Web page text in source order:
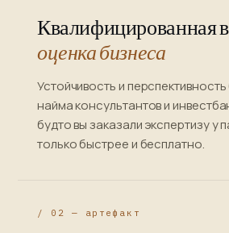
Квалифицированная
оценка бизнеса
Устойчивость и
найма консультантов и
будто вы заказали экспертизу у
только быстрее и бесплатно.
/ 02 — артефакт